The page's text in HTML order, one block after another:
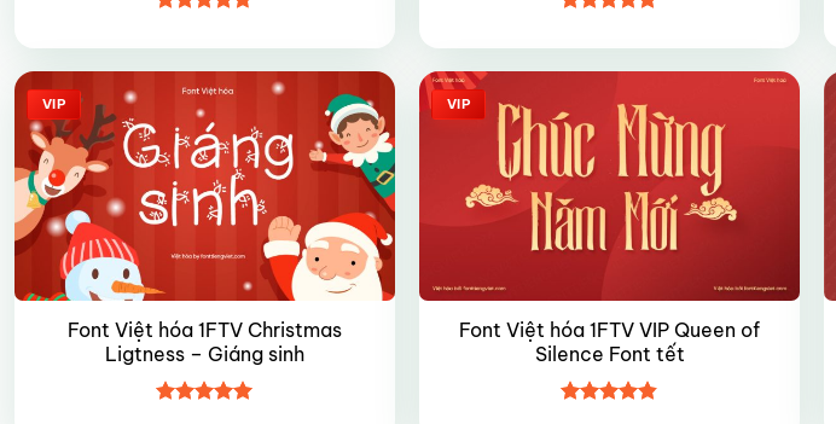
hạng4.75
hạng4.85
VIP
Font Việt hóa 1FTV Christmas
Ligtness – Giáng sinh
VIP
Font Việt hóa 1FTV VIP Queen of
Silence Font tết